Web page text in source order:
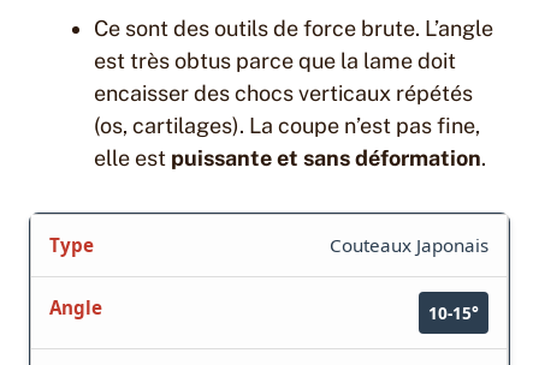
Ce sont des outils de force brute. L’angle
est très obtus parce que la lame doit
encaisser des chocs verticaux répétés
(os, cartilages). La coupe n’est pas fine,
elle est puissante et sans déformation.
Couteaux Japonais
10-15°